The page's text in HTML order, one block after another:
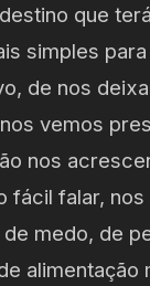
que
simples
de nos
vemos
nos
fácil falar,
medo, de